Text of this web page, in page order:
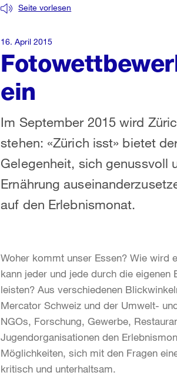
ein
Seite vorlesen
Im September 2015 wird
stehen: «Zürich isst» bietet
Gelegenheit, sich genussvoll
Ernährung
auf den Erlebnismonat.
16. April 2015
Woher kommt unser Essen? Wie wird
kann jeder und jede durch die eigenen
leisten? Aus verschiedenen
Mercator Schweiz und der Umwelt-
NGOs, Forschung, Gewerbe,
Jugendorganisationen den
Möglichkeiten, sich mit den Fragen
kritisch und unterhaltsam.